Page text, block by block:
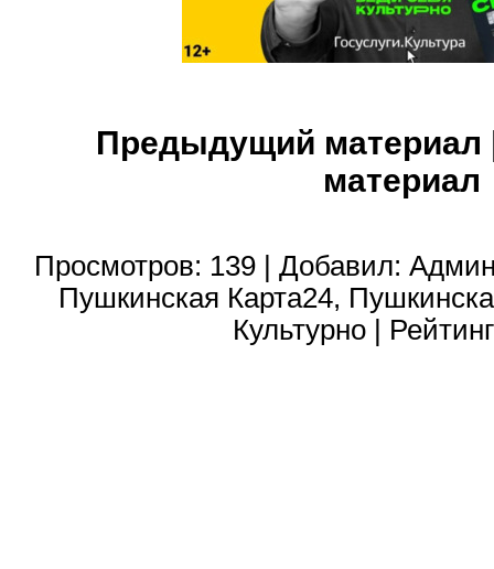
Предыдущий материал
материал
Просмотров: 139 |Добавил:
Пушкинская Карта24,
Культурно
Рейтинг